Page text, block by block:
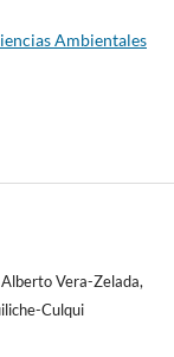
Ambientales
Vera-Zelada,
Culqui